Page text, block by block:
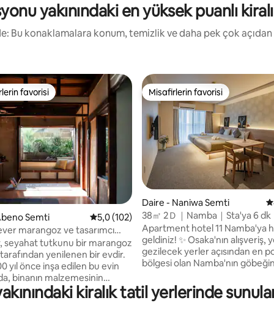
yakınındaki en yüksek puanlı
Bu konaklamalara konum, temizlik ve daha pek çok
puan, 298 değerlendirme
favorilerinden en beğenilenler arasında
favorisi
Semti 5 üzerinden ortalama 5,0 puan, 102
5,0 (102)
marangoz ve tasarımcı
restore edilmiş ev
seyahat tutkunu bir marangoz
yenilenen bir evdir.
yıl önce inşa edilen bu evin
binanın malzemesinin
çıkarmaya çalıştık.
ve kapıları parlatıp yeniden
Misafirlerin favorisi
Misafirlerin favorisi
Daire - Naniwa Semti 5
38㎡ 2Ｄ｜Namba｜Sta'ya 6 dk
Dotonbori Kuromon KIX USJ
Apartment hotel 11 Namba'ya
geldiniz! ✨ Osaka'nın alışveriş,
gezilecek yerler açısından en
bölgesi olan Namba'nın
mutfak ve kendi kendine giriş
m²'lik daire. 🚉 Erişim: • Nankai Namba ve
kiralık tatil yerlerinde